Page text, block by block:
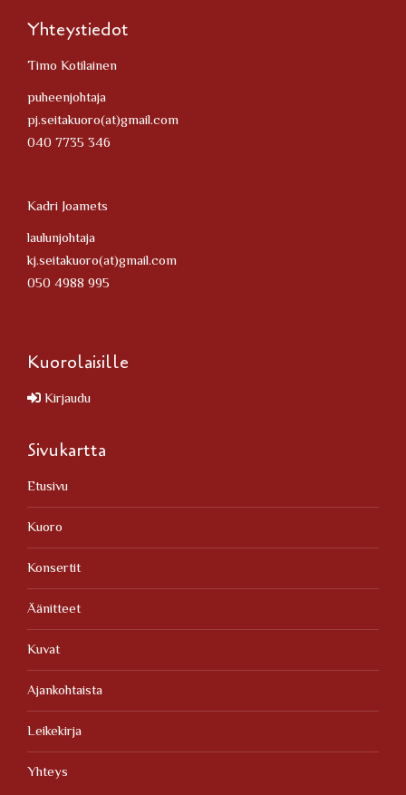
Yhteystiedot
Timo Kotilainen
puheenjohtaja
pj.seitakuoro(at)gmail.com
040 7735 346
Kadri Joamets
laulunjohtaja
kj.seitakuoro(at)gmail.com
050 4988 995
Kuorolaisille
Kirjaudu
Sivukartta
Etusivu
Kuoro
Konsertit
Äänitteet
Kuvat
Ajankohtaista
Leikekirja
Yhteys